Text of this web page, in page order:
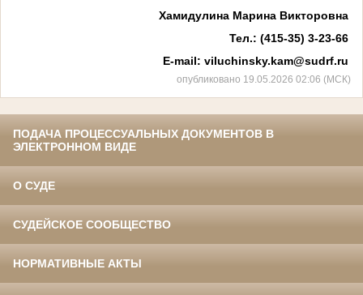
Хамидулина Марина Викторовна
Тел.: (415-35) 3-23-66
E-mail: viluchinsky.kam@sudrf.ru
опубликовано 19.05.2026 02:06 (МСК)
ПОДАЧА ПРОЦЕССУАЛЬНЫХ ДОКУМЕНТОВ В
ЭЛЕКТРОННОМ ВИДЕ
О СУДЕ
СУДЕЙСКОЕ СООБЩЕСТВО
НОРМАТИВНЫЕ АКТЫ